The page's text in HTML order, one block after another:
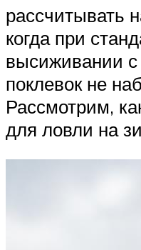
рассчитывать
когда при
высиживании с
поклевок не
Рассмотрим,
для ловли на